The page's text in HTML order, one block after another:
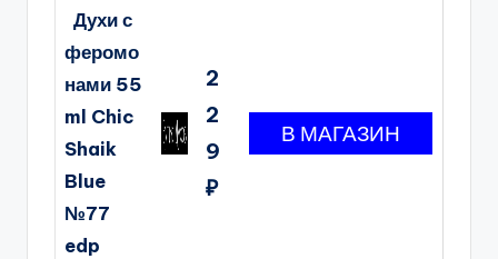
Духи с
феромо
нами 55
ml Chic
Shaik
Blue
№77
edp
2
2
9
₽